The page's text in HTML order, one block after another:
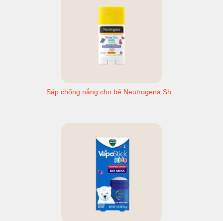
Sáp chống nắng cho bé Neutrogena Sh...